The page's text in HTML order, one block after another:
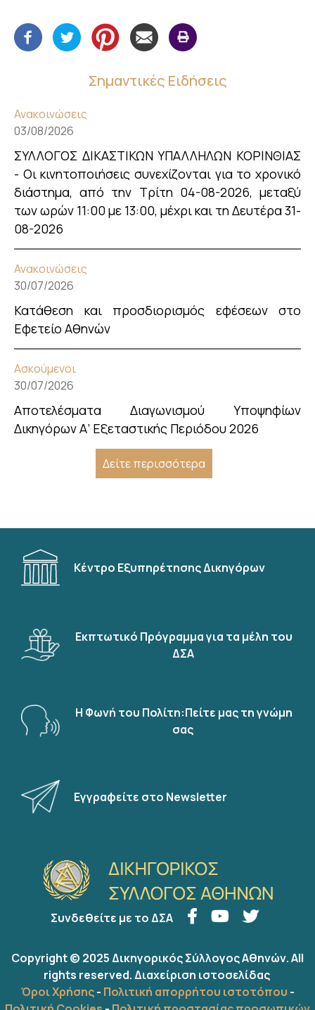
Σημαντικές Ειδήσεις
Ανακοινώσεις
03/08/2026
ΣΥΛΛΟΓΟΣ ΔΙΚΑΣΤΙΚΩΝ ΥΠΑΛΛΗΛΩΝ ΚΟΡΙΝΘΙΑΣ
- Οι κινητοποιήσεις συνεχίζονται για το χρονικό
διάστημα, από την Τρίτη 04-08-2026, μεταξύ
των ωρών 11:00 με 13:00, μέχρι και τη Δευτέρα 31-
08-2026
Ανακοινώσεις
30/07/2026
Κατάθεση και προσδιορισμός εφέσεων στο
Εφετείο Αθηνών
Ασκούμενοι
30/07/2026
Αποτελέσματα Διαγωνισμού Υποψηφίων
Δικηγόρων Α’ Εξεταστικής Περιόδου 2026
Δείτε περισσότερα
Κέντρο Εξυπηρέτησης Δικηγόρων
Εκπτωτικό Πρόγραμμα για τα μέλη του
ΔΣΑ
Η Φωνή του Πολίτη:Πείτε μας τη γνώμη
σας
Εγγραφείτε στο Newsletter
Συνδεθείτε με το ΔΣΑ
Copyright © 2025 Δικηγορικός Σύλλογος Αθηνών. All
rights reserved.Διαχείριση ιστοσελίδας
Όροι Χρήσης- Πολιτική απορρήτου ιστοτόπου -